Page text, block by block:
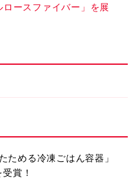
ースファイバー」を展
ためる冷凍ごはん容器」
賞！